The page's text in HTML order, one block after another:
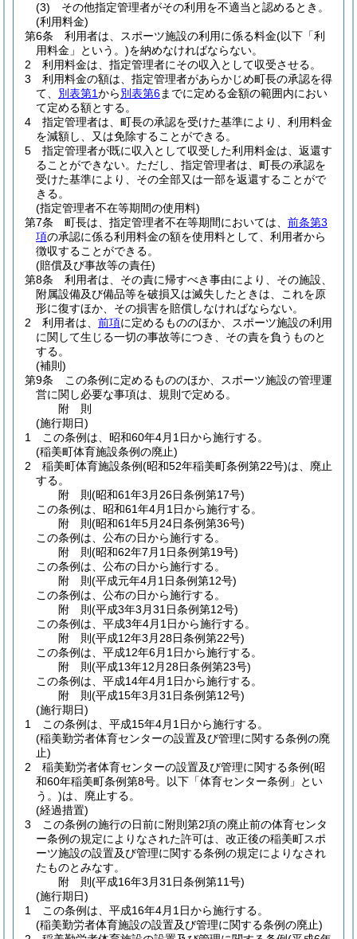
(3)
その他指定管理者がその利用を不適当と認めるとき。
(利用料金)
第6条
利用者は、スポーツ施設の利用に係る料金(以下「利
用料金」という。)を納めなければならない。
2
利用料金は、指定管理者にその収入として収受させる。
3
利用料金の額は、指定管理者があらかじめ町長の承認を得
て、 別表第1から別表第6までに定める金額の範囲内におい
て定める額とする。
4
指定管理者は、町長の承認を受けた基準により、利用料金
を減額し、又は免除することができる。
5
指定管理者が既に収入として収受した利用料金は、返還す
ることができない。 ただし、指定管理者は、町長の承認を
受けた基準により、その全部又は一部を返還することがで
きる。
(指定管理者不在等期間の使用料)
第7条
町長は、指定管理者不在等期間においては、 前条第3
項の承認に係る利用料金の額を使用料として、利用者から
徴収することができる。
(賠償及び事故等の責任)
第8条
利用者は、その責に帰すべき事由により、その施設、
附属設備及び備品等を破損又は滅失したときは、これを原
形に復すほか、その損害を賠償しなければならない。
2
利用者は、 前項に定めるもののほか、スポーツ施設の利用
に関して生じる一切の事故等につき、その責を負うものと
する。
(補則)
第9条
この条例に定めるもののほか、スポーツ施設の管理運
営に関し必要な事項は、規則で定める。
附 則
(施行期日)
1
この条例は、昭和60年4月1日から施行する。
(稲美町体育施設条例の廃止)
2
稲美町体育施設条例(昭和52年稲美町条例第22号)は、廃止
する。
附 則(昭和61年3月26日条例第17号)
この条例は、昭和61年4月1日から施行する。
附 則(昭和61年5月24日条例第36号)
この条例は、公布の日から施行する。
附 則(昭和62年7月1日条例第19号)
この条例は、公布の日から施行する。
附 則(平成元年4月1日条例第12号)
この条例は、公布の日から施行する。
附 則(平成3年3月31日条例第12号)
この条例は、平成3年4月1日から施行する。
附 則(平成12年3月28日条例第22号)
この条例は、平成12年6月1日から施行する。
附 則(平成13年12月28日条例第23号)
この条例は、平成14年4月1日から施行する。
附 則(平成15年3月31日条例第12号)
(施行期日)
1
この条例は、平成15年4月1日から施行する。
(稲美勤労者体育センターの設置及び管理に関する条例の廃
止)
2
稲美勤労者体育センターの設置及び管理に関する条例(昭
和60年稲美町条例第8号。以下「体育センター条例」とい
う。)は、廃止する。
(経過措置)
3
この条例の施行の日前に附則第2項の廃止前の体育センタ
ー条例の規定によりなされた許可は、改正後の稲美町スポ
ーツ施設の設置及び管理に関する条例の規定によりなされ
たものとみなす。
附 則(平成16年3月31日条例第11号)
(施行期日)
1
この条例は、平成16年4月1日から施行する。
(稲美勤労者体育施設の設置及び管理に関する条例の廃止)